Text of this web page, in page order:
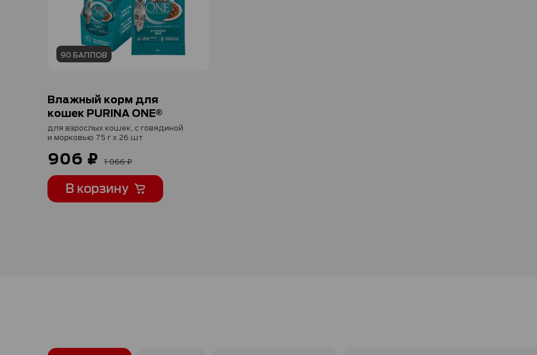
90 БАЛЛОВ
Влажный корм для
кошек PURINA ONE®
для взрослых кошек, с говядиной
и морковью 75 г х 26 шт
906 ₽ 1 066 ₽
В корзину